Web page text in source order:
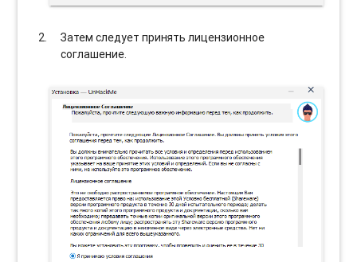
Затем следует принять лицензионное
соглашение.